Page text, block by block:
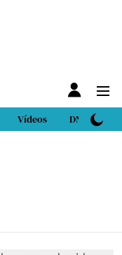
Vídeos DN Sport